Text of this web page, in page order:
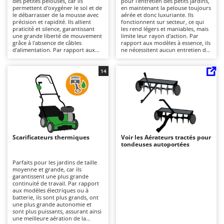
Autolaveuses
Autres produits
B
Balayeuses
Bancs de scie pour le bois - Scies à bûches
Barbecues
Bennes pour tracteur
Brosses pour sols extérieurs
Brouettes à moteur
Broyeurs à axe horizontal pour tracteur
Butteurs pour tracteur
C
Chargeurs de batterie - Démarreurs
Charrues pour tracteur
Ambrogio Robot
Annovi Reverberi
ANTHBOT
Archman
Ardes
Argo
Ariete
Artus
Attila
Ausonia
Awelco
B
Baesso
Bahco
permettent d'oxygéner le sol et de
le débarrasser de la mousse avec
précision et rapidité. Ils allient
praticité et silence, garantissant
une grande liberté de mouvement
grâce à l'absence de câbles
d'alimentation. Par rapport aux
la recharge et à la conservation de
la charge de la batterie. Après
chaque utilisation, il est
recommandé de nettoyer les
lames et de vider le bac de
ramassage.
en maintenant la pelouse toujours
aérée et donc luxuriante. Ils
fonctionnent sur secteur, ce qui
les rend légers et maniables, mais
limite leur rayon d'action. Par
rapport aux modèles à essence, ils
ne nécessitent aucun entretien du
nettoyer le rotor et de vider le bac
de ramassage pour maintenir leur
efficacité.
Scarificateurs thermiques
Parfaits pour les jardins de taille
moyenne et grande, car ils
garantissent une plus grande
continuité de travail. Par rapport
aux modèles électriques ou à
batterie, ils sont plus grands, ont
une plus grande autonomie et
sont plus puissants, assurant ainsi
une meilleure aération de la
14
Voir les Aérateurs tractés pour
tondeuses autoportées